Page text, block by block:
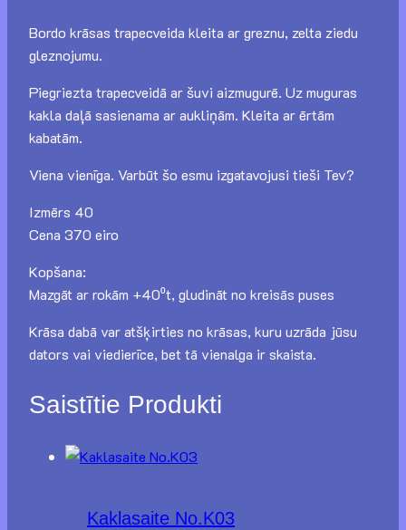
Bordo krāsas trapecveida kleita ar greznu, zelta ziedu
gleznojumu.
Piegriezta trapecveidā ar šuvi aizmugurē. Uz muguras
kakla daļā sasienama ar aukliņām. Kleita ar ērtām
kabatām.
Viena vienīga. Varbūt šo esmu izgatavojusi tieši Tev?
Izmērs 40
Cena 370 eiro
Kopšana:
Mazgāt ar rokām +40⁰t, gludināt no kreisās puses
Krāsa dabā var atšķirties no krāsas, kuru uzrāda jūsu
dators vai viedierīce, bet tā vienalga ir skaista.
Saistītie Produkti
Kaklasaite No.K03